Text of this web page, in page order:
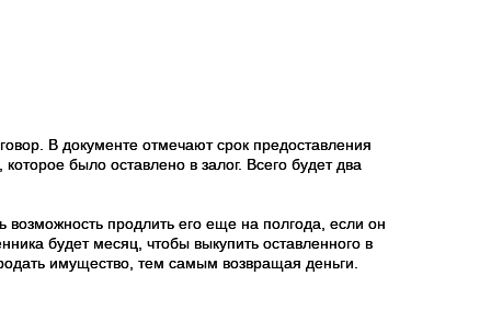
В документе отмечают срок предоставления
было оставлено в залог. Всего будет два
продлить его еще на полгода, если он
будет месяц, чтобы выкупить оставленного в
имущество, тем самым возвращая деньги.